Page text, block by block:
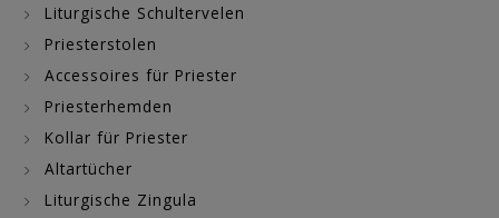
Liturgische Schultervelen
Priesterstolen
Accessoires für Priester
Priesterhemden
Kollar für Priester
Altartücher
Liturgische Zingula